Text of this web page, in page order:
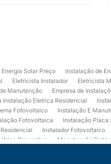
Solar Preço Instalação de
Eletricista Instalador Eletricista
Manutenção Empresa de
Instalação Eletrica Residencial
Fotovoltaico Instalação E
Fotovoltaica Instalação Placa
Instalador Fotovoltaico
Preventiva Manutenção